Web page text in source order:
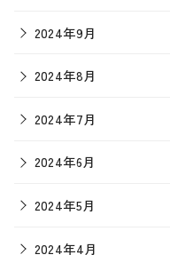
2024年9月
2024年8月
2024年7月
2024年6月
2024年5月
2024年4月